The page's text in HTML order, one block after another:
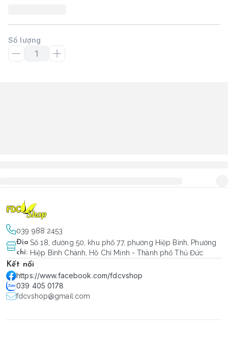
Số lượng
039 988 2453
Địa
chỉ:
Số 18, đường 50, khu phố 77, phường Hiệp Bình, Phường
Hiệp Bình Chánh, Hồ Chí Minh - Thành phố Thủ Đức
Kết nối
https://www.facebook.com/fdcvshop
039 405 0178
fdcvshop@gmail.com